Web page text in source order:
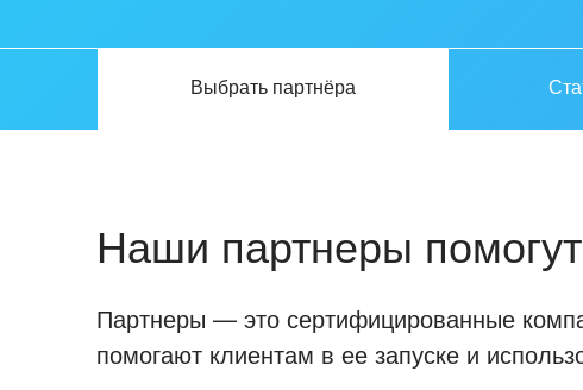
Выбрать партнёра
Наши партнеры
Партнеры — это сертифицированные
помогают клиентам в ее запуске и